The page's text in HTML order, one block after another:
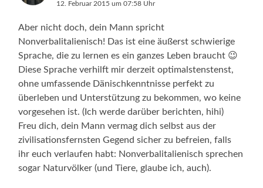
12. Februar 2015 um 07:58 Uhr
Aber nicht doch, dein Mann spricht
Nonverbalitalienisch! Das ist eine äußerst schwierige
Sprache, die zu lernen es ein ganzes Leben braucht 😉
Diese Sprache verhilft mir derzeit optimalstenstenst,
ohne umfassende Dänischkenntnisse perfekt zu
überleben und Unterstützung zu bekommen, wo keine
vorgesehen ist. (Ich werde darüber berichten, hihi)
Freu dich, dein Mann vermag dich selbst aus der
zivilisationsfernsten Gegend sicher zu befreien, falls
ihr euch verlaufen habt: Nonverbalitalienisch sprechen
sogar Naturvölker (und Tiere, glaube ich, auch).